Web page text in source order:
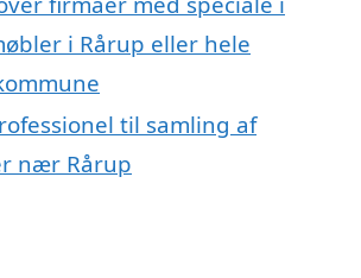
i Rårup eller hele
til samling af
nær Rårup